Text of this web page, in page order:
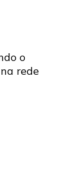
o
rede